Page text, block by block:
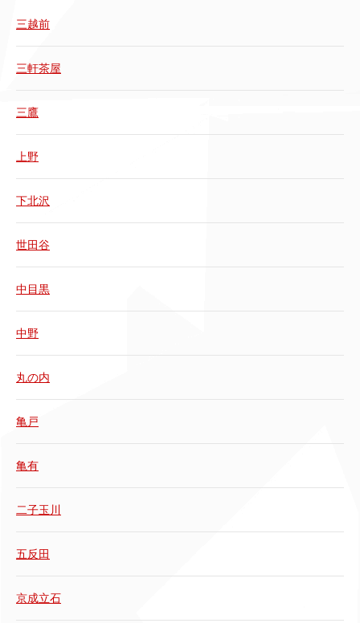
三越前
三軒茶屋
三鷹
上野
下北沢
世田谷
中目黒
中野
丸の内
亀戸
亀有
二子玉川
五反田
京成立石